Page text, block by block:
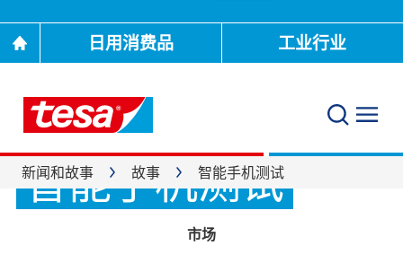
日用消费品 工业行业
新闻和故事 故事 智能手机测试
智能手机测试
市场